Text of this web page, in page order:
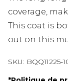
coverage,
This coat is
out on this
SKU: BQQ11225-